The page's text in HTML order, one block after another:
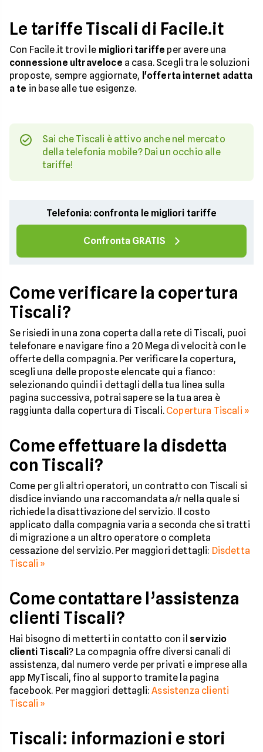
Le tariffe Tiscali di Facile.it
Con Facile.it trovi le migliori tariffe per avere una
connessione ultraveloce a casa. Scegli tra le soluzioni
proposte, sempre aggiornate, l'offerta internet adatta
a te in base alle tue esigenze.
Sai che Tiscali è attivo anche nel mercato
della telefonia mobile? Dai un occhio alle
tariffe!
Telefonia: confronta le migliori tariffe
Confronta GRATIS
Come verificare la copertura
Tiscali?
Se risiedi in una zona coperta dalla rete di Tiscali, puoi
telefonare e navigare fino a 20 Mega di velocità con le
offerte della compagnia. Per verificare la copertura,
scegli una delle proposte elencate qui a fianco:
selezionando quindi i dettagli della tua linea sulla
pagina successiva, potrai sapere se la tua area è
raggiunta dalla copertura di Tiscali. Copertura Tiscali »
Come effettuare la disdetta
con Tiscali?
Come per gli altri operatori, un contratto con Tiscali si
disdice inviando una raccomandata a/r nella quale si
richiede la disattivazione del servizio. Il costo
applicato dalla compagnia varia a seconda che si tratti
di migrazione a un altro operatore o completa
cessazione del servizio. Per maggiori dettagli: Disdetta
Tiscali »
Come contattare l’assistenza
clienti Tiscali?
Hai bisogno di metterti in contatto con il servizio
clienti Tiscali? La compagnia offre diversi canali di
assistenza, dal numero verde per privati e imprese alla
app MyTiscali, fino al supporto tramite la pagina
facebook. Per maggiori dettagli:Assistenza clienti
Tiscali »
Tiscali: informazioni e stori